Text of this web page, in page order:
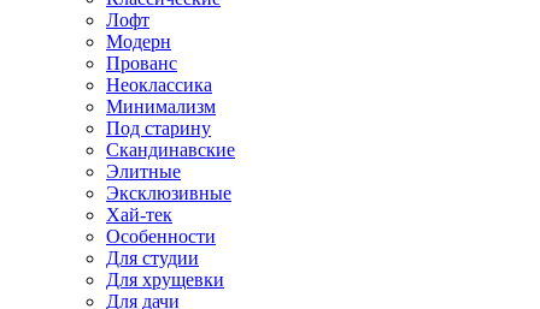
Лофт
Модерн
Прованс
Неоклассика
Минимализм
Под старину
Скандинавские
Элитные
Эксклюзивные
Хай-тек
Особенности
Для студии
Для хрущевки
Для дачи